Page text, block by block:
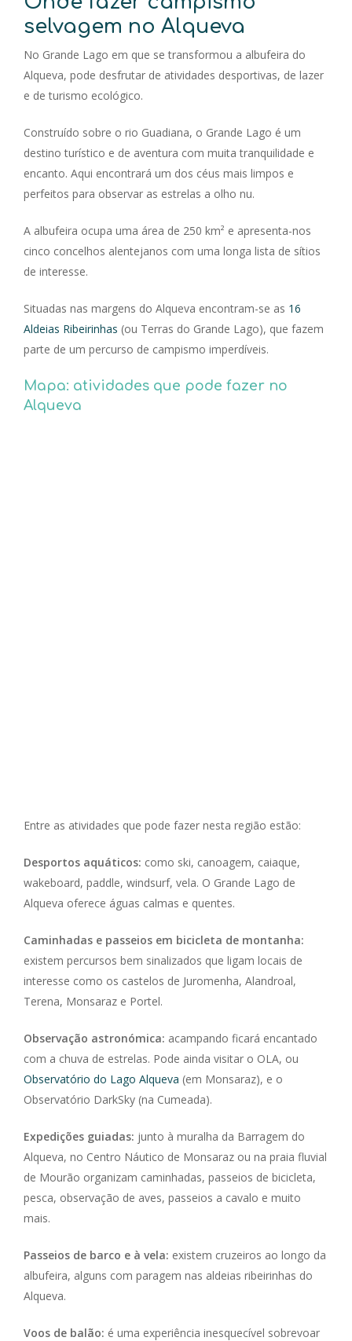
selvagem no Alqueva
No Grande Lago em que se transformou a albufeira do
Alqueva, pode desfrutar de atividades desportivas, de lazer
e de turismo ecológico.
Construído sobre o rio Guadiana, o Grande Lago é um
destino turístico e de aventura com muita tranquilidade e
encanto. Aqui encontrará um dos céus mais limpos e
perfeitos para observar as estrelas a olho nu.
A albufeira ocupa uma área de 250 km² e apresenta-nos
cinco concelhos alentejanos com uma longa lista de sítios
de interesse.
Situadas nas margens do Alqueva encontram-se as 16
Aldeias Ribeirinhas (ou Terras do Grande Lago), que fazem
parte de um percurso de campismo imperdíveis.
Mapa: atividades que pode fazer no
Alqueva
Entre as atividades que pode fazer nesta região estão:
Desportos aquáticos: como ski, canoagem, caiaque,
wakeboard, paddle, windsurf, vela. O Grande Lago de
Alqueva oferece águas calmas e quentes.
Caminhadas e passeios em bicicleta de montanha:
existem percursos bem sinalizados que ligam locais de
interesse como os castelos de Juromenha, Alandroal,
Terena, Monsaraz e Portel.
Observação astronómica: acampando ficará encantado
com a chuva de estrelas. Pode ainda visitar o OLA, ou
Observatório do Lago Alqueva (em Monsaraz), e o
Observatório DarkSky (na Cumeada).
Expedições guiadas: junto à muralha da Barragem do
Alqueva, no Centro Náutico de Monsaraz ou na praia fluvial
de Mourão organizam caminhadas, passeios de bicicleta,
pesca, observação de aves, passeios a cavalo e muito
mais.
Passeios de barco e à vela: existem cruzeiros ao longo da
albufeira, alguns com paragem nas aldeias ribeirinhas do
Alqueva.
Voos de balão: é uma experiência inesquecível sobrevoar